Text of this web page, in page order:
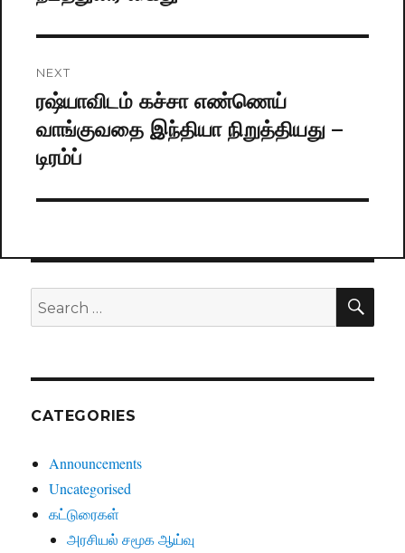
NEXT
Next
post:
ரஷ்யாவிடம் கச்சா எண்ணெய்
வாங்குவதை இந்தியா நிறுத்தியது –
டிரம்ப்
Search
for:
CATEGORIES
Announcements
Uncategorised
கட்டுரைகள்
அரசியல் சமூக ஆய்வு